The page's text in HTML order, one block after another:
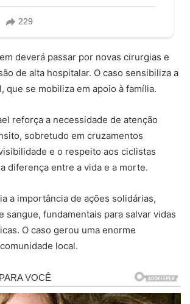
deverá passar por novas cirurgias e
de alta hospitalar. O caso sensibiliza a
que se mobiliza em apoio à família.
reforça a necessidade de atenção
sobretudo em cruzamentos
e o respeito aos ciclistas
diferença entre a vida e a morte.
a importância de ações solidárias,
sangue, fundamentais para salvar vidas
O caso gerou uma enorme
local.